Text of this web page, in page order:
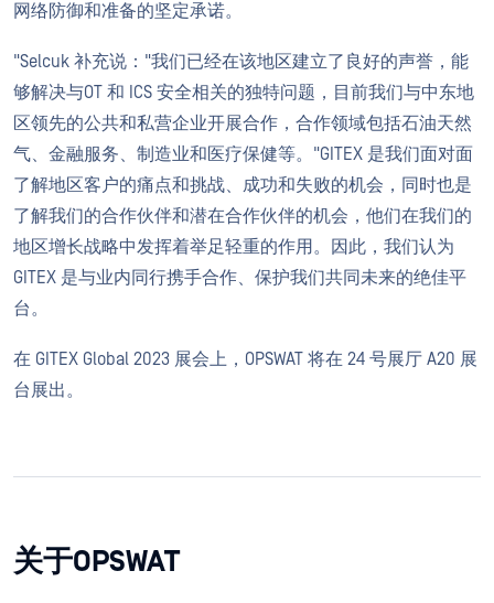
网络防御和准备的坚定承诺。
"Selcuk 补充说："我们已经在该地区建立了良好的声誉，能
够解决与OT 和 ICS 安全相关的独特问题，目前我们与中东地
区领先的公共和私营企业开展合作，合作领域包括石油天然
气、金融服务、制造业和医疗保健等。"GITEX 是我们面对面
了解地区客户的痛点和挑战、成功和失败的机会，同时也是
了解我们的合作伙伴和潜在合作伙伴的机会，他们在我们的
地区增长战略中发挥着举足轻重的作用。因此，我们认为
GITEX 是与业内同行携手合作、保护我们共同未来的绝佳平
台。
在 GITEX Global 2023 展会上，OPSWAT 将在 24 号展厅 A20 展
台展出。
关于OPSWAT